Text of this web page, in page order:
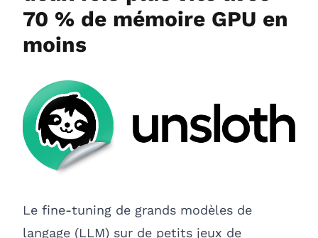
70 % de mémoire GPU en
moins
Le fine-tuning de grands modèles de
langage (LLM) sur de petits jeux de